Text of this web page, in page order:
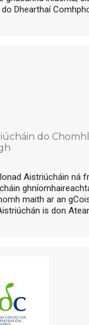
Dhearthaí
do
Aistriúcháin ná
maith ar an
is don